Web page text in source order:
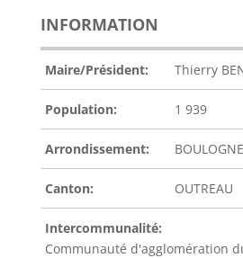
INFORMATION
Maire/Président: Thierry
Population: 1 939
Arrondissement: BOULOGNE
Canton: OUTREAU
Intercommunalité:
Communauté d'agglomération